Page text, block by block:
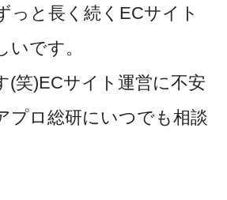
っと長く続くECサイト
です。
(笑)ECサイト運営に不安
プロ総研にいつでも相談